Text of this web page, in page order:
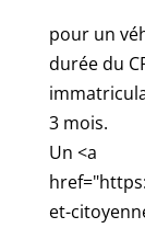
pour un
durée du
3 mois.
Un <a
et-